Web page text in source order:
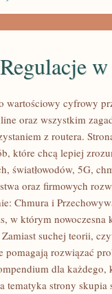
wartościowy cyfrowy
oraz wszystkim
z routera.
które chcą lepiej
światłowodów, 5G,
oraz firmowych
Chmura i
w którym nowoczesna
suchej teorii,
pomagają rozwiązać
dla
tematyka strony